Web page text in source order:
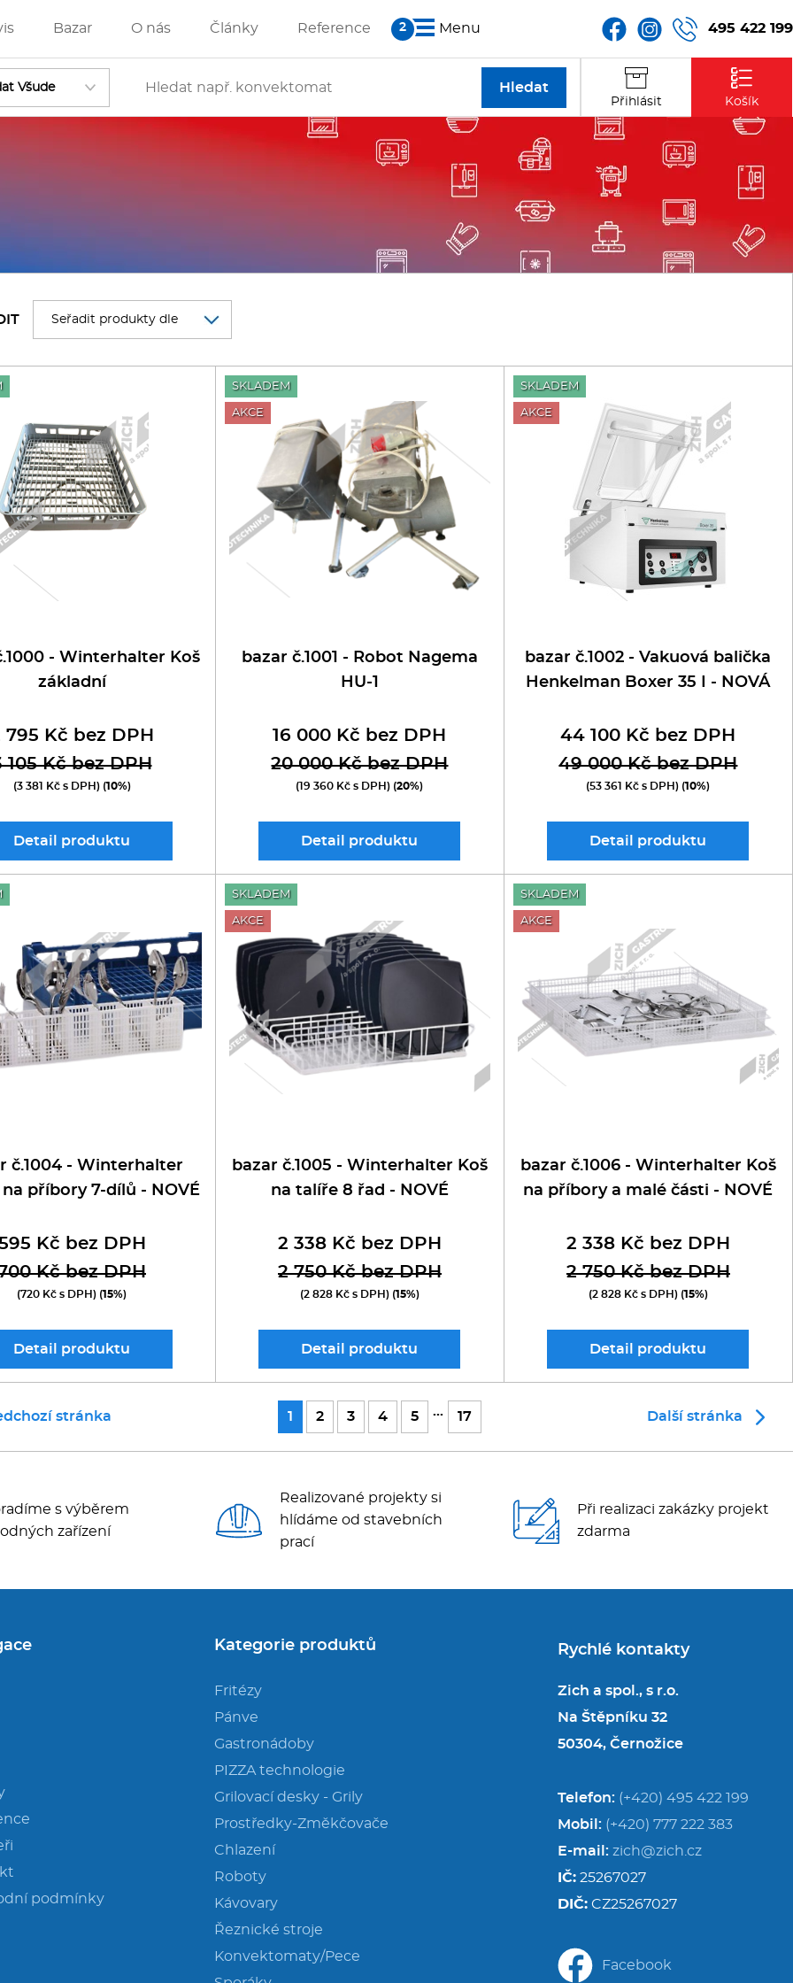
495 422 199
Přihlásit Košík
Bazar O nás Články Reference Menu
technologie
stroje
zařízení
výdej a regen.
lázně
- Winterhalter Koš
základní
795 Kč bez DPH
105 Kč bez DPH
(3 381 Kč s DPH) (10%)
Detail produktu
bazar č.1001 - Robot Nagema
HU-1
16 000 Kč bez DPH
20 000 Kč bez DPH
(19 360 Kč s DPH) (20%)
Detail produktu
SKLADEM
AKCE
bazar č.1002 - Vakuová balička
Henkelman Boxer 35 I - NOVÁ
44 100 Kč bez DPH
49 000 Kč bez DPH
(53 361 Kč s DPH) (10%)
Detail produktu
SKLADEM
AKCE
č.1004 - Winterhalter
příbory 7-dílů - NOVÉ
Kč bez DPH
Kč bez DPH
(720 Kč s DPH) (15%)
Detail produktu
bazar č.1005 - Winterhalter Koš
na talíře 8 řad - NOVÉ
2 338 Kč bez DPH
2 750 Kč bez DPH
(2 828 Kč s DPH) (15%)
Detail produktu
SKLADEM
AKCE
bazar č.1006 - Winterhalter Koš
na příbory a malé části - NOVÉ
2 338 Kč bez DPH
2 750 Kč bez DPH
(2 828 Kč s DPH) (15%)
Detail produktu
SKLADEM
AKCE
stránka 1 2 3 4 5 ... 17 Další stránka
s výběrem
zařízení
Realizované projekty si
hlídáme od stavebních
prací
Při realizaci zakázky projekt
zdarma
podmínky
Kategorie produktů
Fritézy
Pánve
Gastronádoby
PIZZA technologie
Grilovací desky - Grily
Prostředky-Změkčovače
Chlazení
Roboty
Kávovary
Řeznické stroje
Konvektomaty/Pece
Rychlé kontakty
Zich a spol., s r.o.
Na Štěpníku 32
50304, Černožice
Telefon: (+420) 495 422 199
Mobil: (+420) 777 222 383
E-mail: zich@zich.cz
IČ: 25267027
DIČ: CZ25267027
Facebook